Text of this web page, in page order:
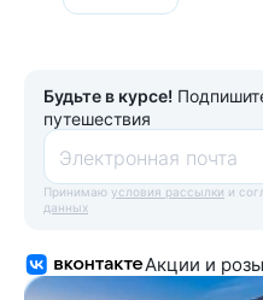
Будьте в курсе!
путешествия
Электронная почта
Принимаю условия рассылки и
данных
Акции и